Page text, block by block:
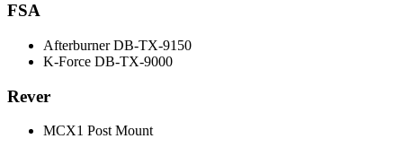
FSA
Afterburner DB-TX-9150
K-Force DB-TX-9000
Rever
MCX1 Post Mount